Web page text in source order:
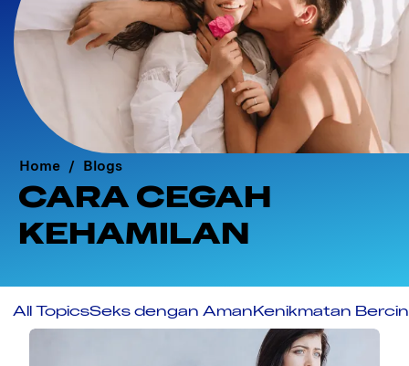
Home Blogs
CARA CEGAH
KEHAMILAN
All TopicsSeks dengan AmanKenikmatan